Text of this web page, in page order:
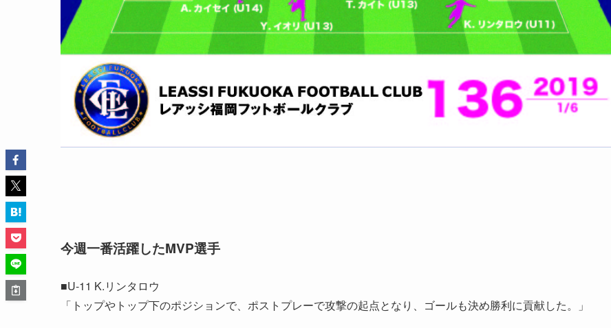
今週一番活躍したMVP選手
■U-11 K.リンタロウ
「トップやトップ下のポジションで、ポストプレーで攻撃の起点となり、ゴールも決め勝利に貢献した。」